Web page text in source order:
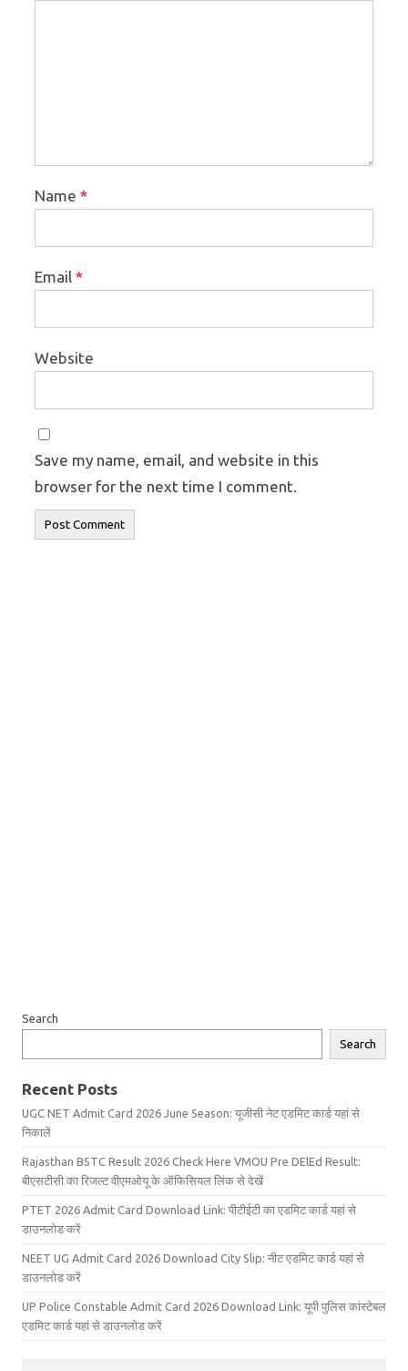
Name *
Email *
Website
Save my name, email, and website in this
browser for the next time I comment.
Search
Search
Recent Posts
UGC NET Admit Card 2026 June Season: यूजीसी नेट एडमिट कार्ड यहां से
निकालें
Rajasthan BSTC Result 2026 Check Here VMOU Pre DElEd Result:
बीएसटीसी का रिजल्ट वीएमओयू के ऑफिसियल लिंक से देखें
PTET 2026 Admit Card Download Link: पीटीईटी का एडमिट कार्ड यहां से
डाउनलोड करें
NEET UG Admit Card 2026 Download City Slip: नीट एडमिट कार्ड यहां से
डाउनलोड करें
UP Police Constable Admit Card 2026 Download Link: यूपी पुलिस कांस्टेबल
एडमिट कार्ड यहां से डाउनलोड करें